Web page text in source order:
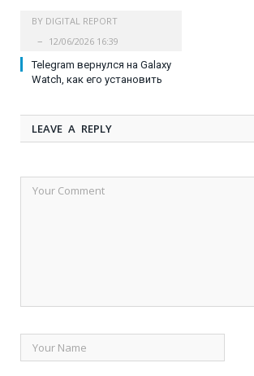
BY DIGITAL REPORT
12/06/2026 16:39
Telegram вернулся на Galaxy
Watch, как его установить
LEAVE A REPLY